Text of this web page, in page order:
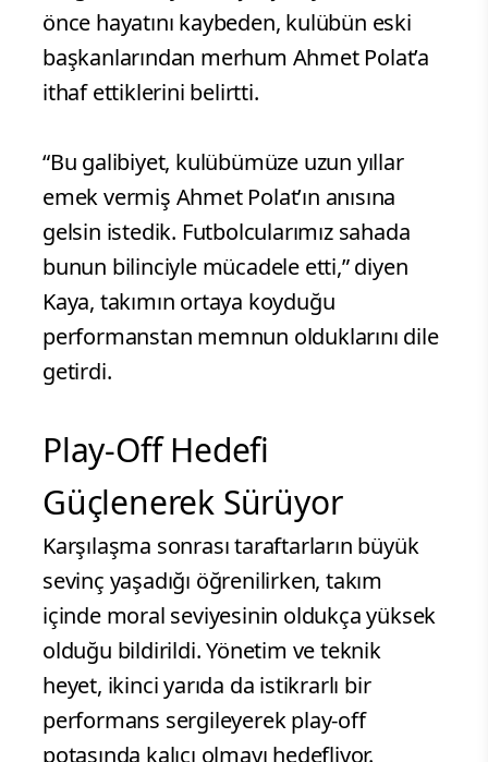
önce hayatını kaybeden, kulübün eski
başkanlarından merhum Ahmet Polat’a
ithaf ettiklerini belirtti.
“Bu galibiyet, kulübümüze uzun yıllar
emek vermiş Ahmet Polat’ın anısına
gelsin istedik. Futbolcularımız sahada
bunun bilinciyle mücadele etti,” diyen
Kaya, takımın ortaya koyduğu
performanstan memnun olduklarını dile
getirdi.
Play-Off Hedefi
Güçlenerek Sürüyor
Karşılaşma sonrası taraftarların büyük
sevinç yaşadığı öğrenilirken, takım
içinde moral seviyesinin oldukça yüksek
olduğu bildirildi. Yönetim ve teknik
heyet, ikinci yarıda da istikrarlı bir
performans sergileyerek play-off
potasında kalıcı olmayı hedefliyor.